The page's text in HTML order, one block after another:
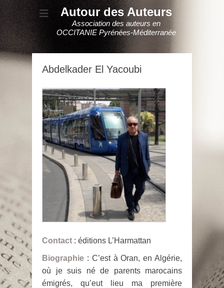
Autour des Auteurs
Association des auteurs en
OCCITANIE Pyrénées-Méditerranée
Abdelkader El Yacoubi
Contact : éditions L’Harmattan
Biographie : C’est à Oran, en Algérie,
où je suis né de parents marocains
émigrés, qu’eut lieu ma première